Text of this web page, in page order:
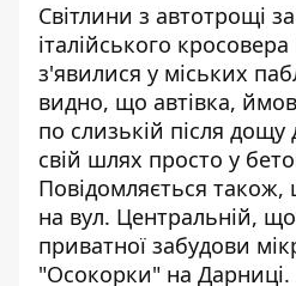
Світлини з автотрощі за
італійського
з'явилися у міських
видно, що автівка,
по слизькій після дощу
свій шлях просто у
Повідомляється
на вул. Центральній,
приватної забудови
"Осокорки" на Дарниці.